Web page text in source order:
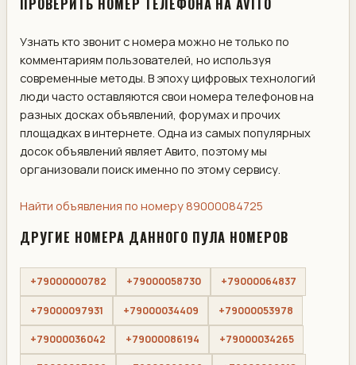
ПРОВЕРИТЬ НОМЕР ТЕЛЕФОНА НА AVITO
Узнать кто звонит с номера можно не только по
комментариям пользователей, но используя
современные методы. В эпоху цифровых технологий
люди часто оставляются свои номера телефонов на
разных досках объявлений, форумах и прочих
площадках в интернете. Одна из самых популярных
досок объявлений являет Авито, поэтому мы
организовали поиск именно по этому сервису.
Найти объявления по номеру 89000084725
ДРУГИЕ НОМЕРА ДАННОГО ПУЛА НОМЕРОВ
+79000000782 +79000058730 +79000064837
+79000097931 +79000034409 +79000053978
+79000036042 +79000086194 +79000034265